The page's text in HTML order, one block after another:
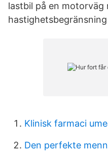
lastbil på en motorväg
hastighetsbegränsning
Klinisk farmaci
Den perfekte